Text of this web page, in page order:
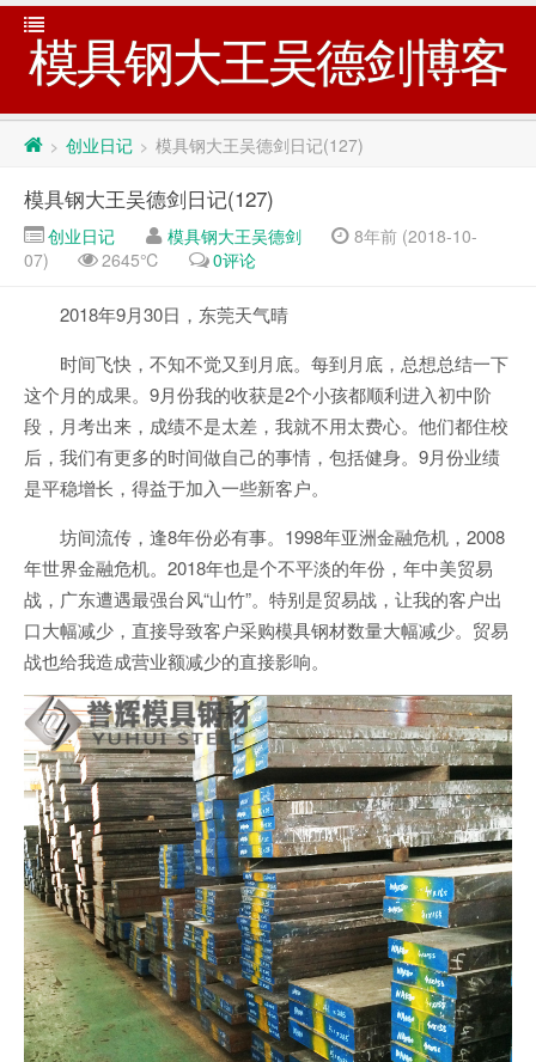
模具钢大王吴德剑博客
> 创业日记 > 模具钢大王吴德剑日记(127)
模具钢大王吴德剑日记(127)
创业日记 模具钢大王吴德剑
8年前 (2018-10-
07)
2645℃ 0评论
2018年9月30日，东莞天气晴
时间飞快，不知不觉又到月底。每到月底，总想总结一下
这个月的成果。9月份我的收获是2个小孩都顺利进入初中阶
段，月考出来，成绩不是太差，我就不用太费心。他们都住校
后，我们有更多的时间做自己的事情，包括健身。9月份业绩
是平稳增长，得益于加入一些新客户。
坊间流传，逢8年份必有事。1998年亚洲金融危机，2008
年世界金融危机。2018年也是个不平淡的年份，年中美贸易
战，广东遭遇最强台风“山竹”。特别是贸易战，让我的客户出
口大幅减少，直接导致客户采购模具钢材数量大幅减少。贸易
战也给我造成营业额减少的直接影响。